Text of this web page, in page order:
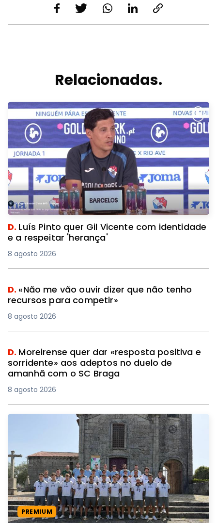
Relacionadas.
D. Luís Pinto quer Gil Vicente com identidade
e a respeitar 'herança'
8 agosto 2026
D. «Não me vão ouvir dizer que não tenho
recursos para competir»
8 agosto 2026
D. Moreirense quer dar «resposta positiva e
sorridente» aos adeptos no duelo de
amanhã com o SC Braga
8 agosto 2026
PREMIUM